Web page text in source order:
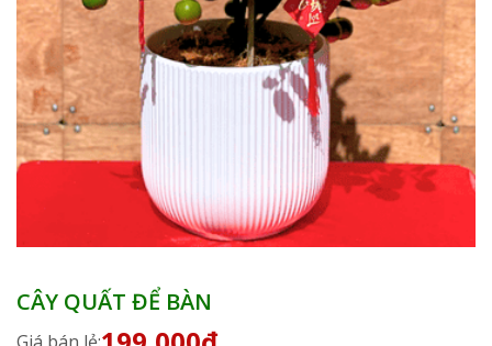
CÂY QUẤT ĐỂ BÀN
Giá bán lẻ: